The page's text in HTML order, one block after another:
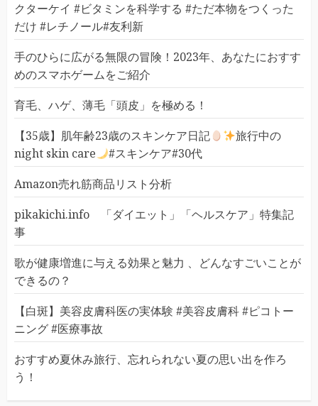
クターケイ #ビタミンを科学する #ただ本物をつくった
だけ #レチノール#友利新
手のひらに広がる無限の冒険！2023年、あなたにおすす
めのスマホゲームをご紹介
育毛、ハゲ、薄毛「頭皮」を極める！
【35歳】肌年齢23歳のスキンケア日記
旅行中の
night skin care
#スキンケア#30代
Amazon売れ筋商品リスト分析
pikakichi.info 「ダイエット」「ヘルスケア」特集記
事
歌が健康増進に与える効果と魅力 、どんなすごいことが
できるの？
【白斑】美容皮膚科医の実体験 #美容皮膚科 #ピコトー
ニング #医療事故
おすすめ夏休み旅行、忘れられない夏の思い出を作ろ
う！